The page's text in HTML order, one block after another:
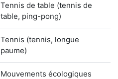
Tennis de table (tennis de
table, ping-pong)
Tennis (tennis, longue
paume)
Mouvements écologiques